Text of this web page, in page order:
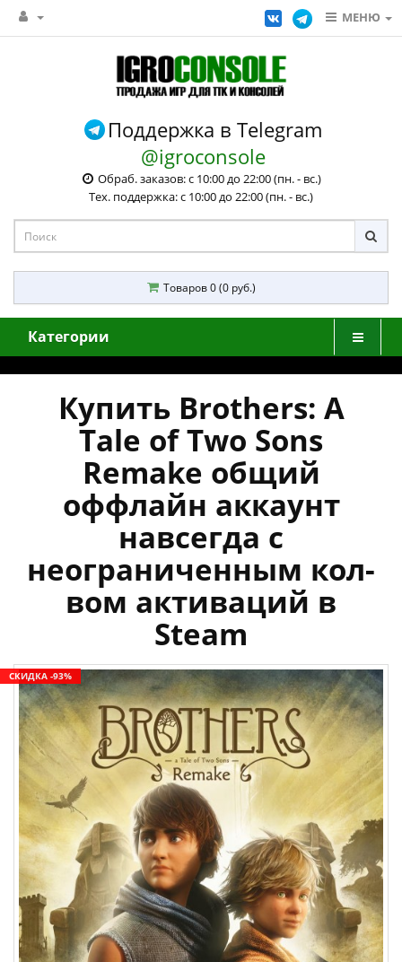
МЕНЮ
Поддержка в Telegram
@igroconsole
Обраб. заказов: с 10:00 до 22:00 (пн. - вс.)
Тех. поддержка: с 10:00 до 22:00 (пн. - вс.)
Товаров 0 (0 руб.)
Категории
Купить Brothers: A
Tale of Two Sons
Remake общий
оффлайн аккаунт
навсегда с
неограниченным кол-
вом активаций в
Steam
СКИДКА -93%